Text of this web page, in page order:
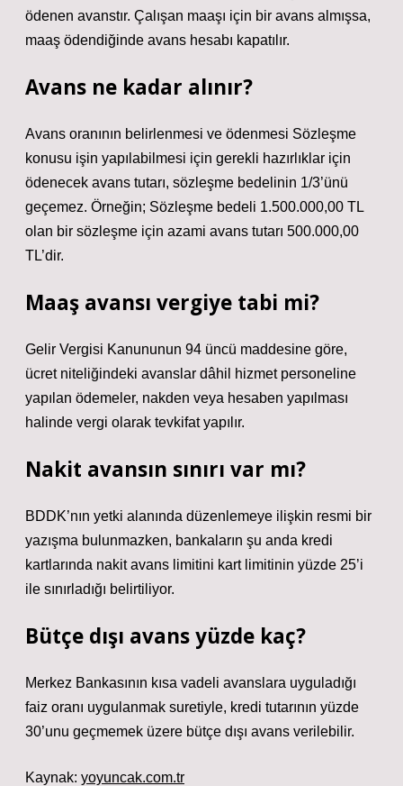
ödenen avanstır. Çalışan maaşı için bir avans almışsa,
maaş ödendiğinde avans hesabı kapatılır.
Avans ne kadar alınır?
Avans oranının belirlenmesi ve ödenmesi Sözleşme
konusu işin yapılabilmesi için gerekli hazırlıklar için
ödenecek avans tutarı, sözleşme bedelinin 1/3’ünü
geçemez. Örneğin; Sözleşme bedeli 1.500.000,00 TL
olan bir sözleşme için azami avans tutarı 500.000,00
TL’dir.
Maaş avansı vergiye tabi mi?
Gelir Vergisi Kanununun 94 üncü maddesine göre,
ücret niteliğindeki avanslar dâhil hizmet personeline
yapılan ödemeler, nakden veya hesaben yapılması
halinde vergi olarak tevkifat yapılır.
Nakit avansın sınırı var mı?
BDDK’nın yetki alanında düzenlemeye ilişkin resmi bir
yazışma bulunmazken, bankaların şu anda kredi
kartlarında nakit avans limitini kart limitinin yüzde 25’i
ile sınırladığı belirtiliyor.
Bütçe dışı avans yüzde kaç?
Merkez Bankasının kısa vadeli avanslara uyguladığı
faiz oranı uygulanmak suretiyle, kredi tutarının yüzde
30’unu geçmemek üzere bütçe dışı avans verilebilir.
Kaynak: yoyuncak.com.tr